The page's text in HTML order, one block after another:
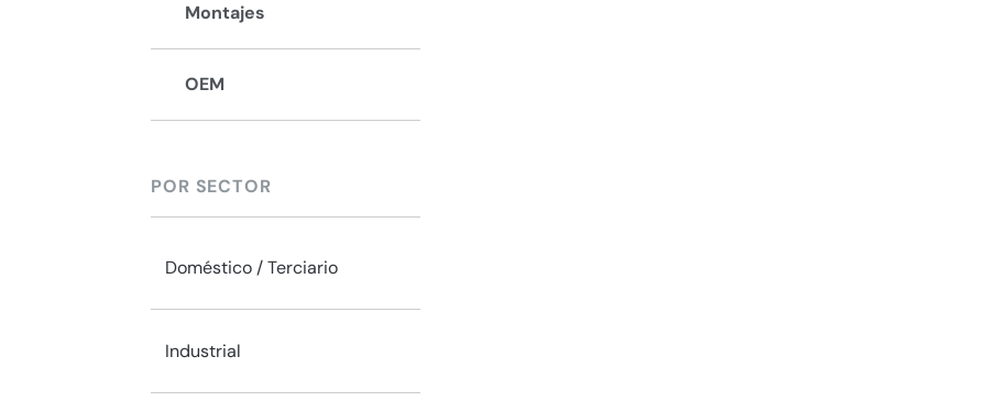
Montajes
OEM
POR SECTOR
Doméstico / Terciario
Industrial